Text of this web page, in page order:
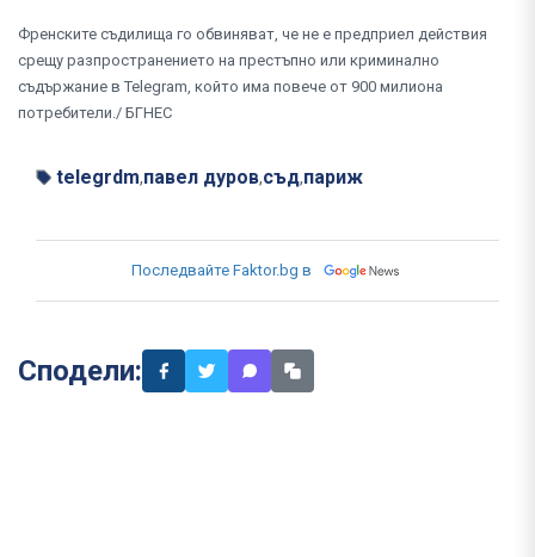
Френските съдилища го обвиняват, че не е предприел действия
срещу разпространението на престъпно или криминално
съдържание в Telegram, който има повече от 900 милиона
потребители./ БГНЕС
telegrdm,павел дуров,съд,париж
Последвайте Faktor.bg в
Сподели: